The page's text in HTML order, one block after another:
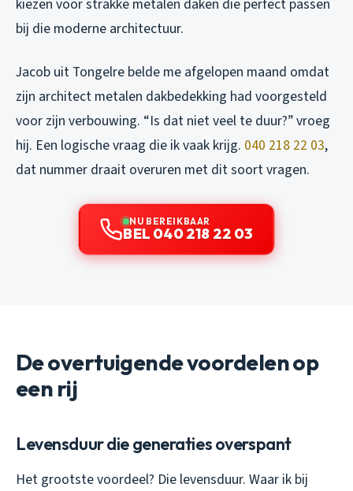
kiezen voor strakke metalen daken die perfect passen
bij die moderne architectuur.
Jacob uit Tongelre belde me afgelopen maand omdat
zijn architect metalen dakbedekking had voorgesteld
voor zijn verbouwing. “Is dat niet veel te duur?” vroeg
hij. Een logische vraag die ik vaak krijg. 040 218 22 03,
dat nummer draait overuren met dit soort vragen.
NU BEREIKBAAR
BEL 040 218 22 03
De overtuigende voordelen op
een rij
Levensduur die generaties overspant
Het grootste voordeel? Die levensduur. Waar ik bij